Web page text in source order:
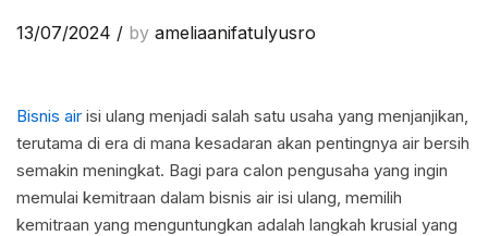
13/07/2024 / by ameliaanifatulyusro
Bisnis air isi ulang menjadi salah satu usaha yang menjanjikan,
terutama di era di mana kesadaran akan pentingnya air bersih
semakin meningkat. Bagi para calon pengusaha yang ingin
memulai kemitraan dalam bisnis air isi ulang, memilih
kemitraan yang menguntungkan adalah langkah krusial yang